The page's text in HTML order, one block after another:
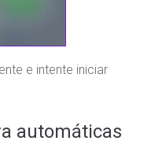
e intente iniciar
automáticas